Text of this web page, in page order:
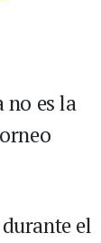
no es la
el